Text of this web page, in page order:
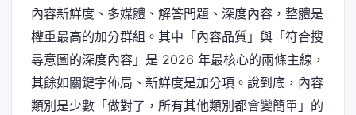
內容新鮮度、多媒體、解答問題、深度內容，整體是
權重最高的加分群組。其中「內容品質」與「符合搜
尋意圖的深度內容」是 2026 年最核心的兩條主線，
其餘如關鍵字佈局、新鮮度是加分項。說到底，內容
類別是少數「做對了，所有其他類別都會變簡單」的